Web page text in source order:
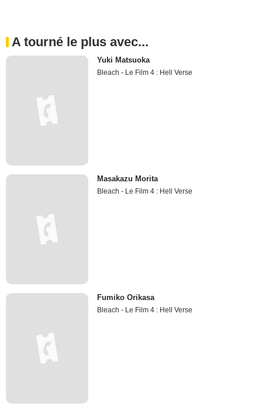
A tourné le plus avec...
Yuki Matsuoka
Bleach - Le Film 4 : Hell Verse
Masakazu Morita
Bleach - Le Film 4 : Hell Verse
Fumiko Orikasa
Bleach - Le Film 4 : Hell Verse